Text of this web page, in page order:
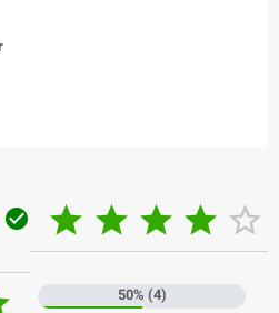
     
50% (4)